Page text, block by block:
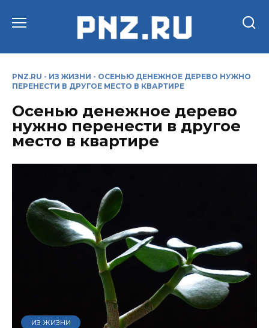
PNZ.RU - ИЗ ЖИЗНИ - ОСЕНЬЮ ДЕНЕЖНОЕ ДЕРЕВО НУЖНО
ПЕРЕНЕСТИ В ДРУГОЕ МЕСТО В КВАРТИРЕ
Осенью денежное дерево
нужно перенести в другое
место в квартире
ИЗ ЖИЗНИ